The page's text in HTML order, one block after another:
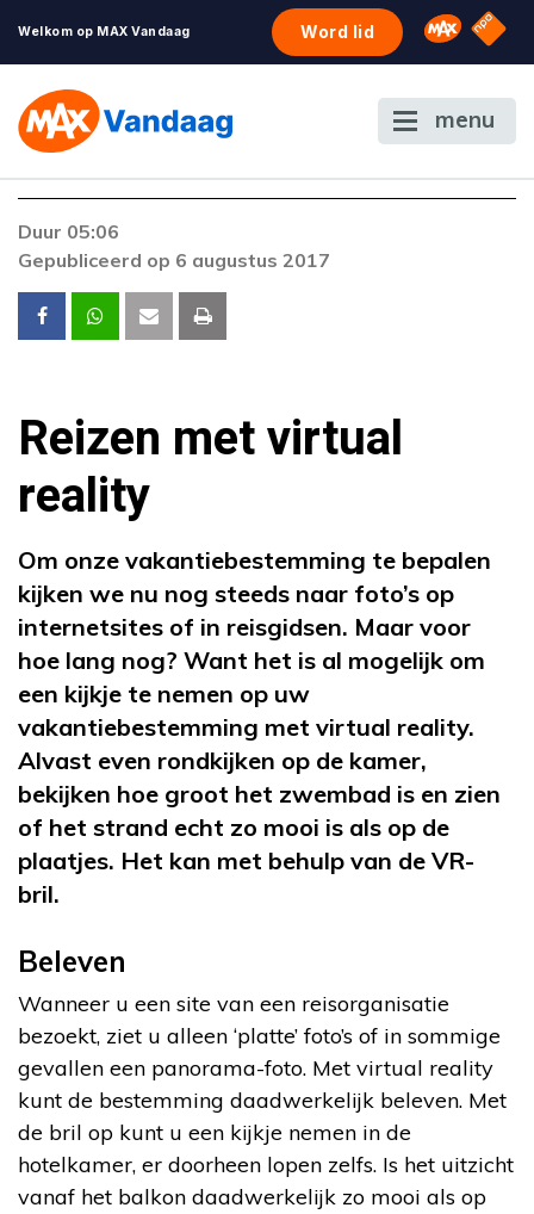
Welkom op MAX Vandaag Word lid Omroep
NPO
menu
Duur 05:06
Gepubliceerd op 6 augustus 2017
Reizen met virtual
reality
Om onze vakantiebestemming te bepalen
kijken we nu nog steeds naar foto’s op
internetsites of in reisgidsen. Maar voor
hoe lang nog? Want het is al mogelijk om
een kijkje te nemen op uw
vakantiebestemming met virtual reality.
Alvast even rondkijken op de kamer,
bekijken hoe groot het zwembad is en zien
of het strand echt zo mooi is als op de
plaatjes. Het kan met behulp van de VR-
bril.
Beleven
Wanneer u een site van een reisorganisatie
bezoekt, ziet u alleen ‘platte’ foto’s of in sommige
gevallen een panorama-foto. Met virtual reality
kunt de bestemming daadwerkelijk beleven. Met
de bril op kunt u een kijkje nemen in de
hotelkamer, er doorheen lopen zelfs. Is het uitzicht
vanaf het balkon daadwerkelijk zo mooi als op